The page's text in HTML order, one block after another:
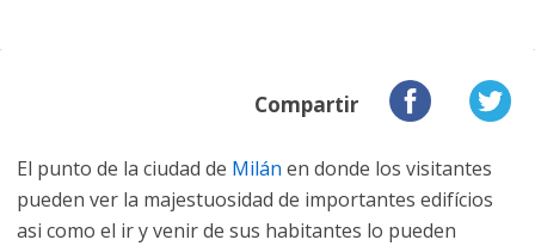
Compartir
El punto de la ciudad de Milán en donde los visitantes
pueden ver la majestuosidad de importantes edifícios
asi como el ir y venir de sus habitantes lo pueden